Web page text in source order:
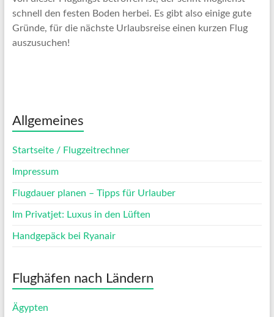
schnell den festen Boden herbei. Es gibt also einige gute
Gründe, für die nächste Urlaubsreise einen kurzen Flug
auszusuchen!
Allgemeines
Startseite / Flugzeitrechner
Impressum
Flugdauer planen – Tipps für Urlauber
Im Privatjet: Luxus in den Lüften
Handgepäck bei Ryanair
Flughäfen nach Ländern
Ägypten